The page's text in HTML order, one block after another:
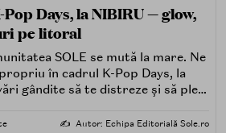
Days, la NIBIRU — glow,
pe litoral
SOLE se mută la mare. Ne
în cadrul K-Pop Days, la
gândite să te distreze și să pleci
✍️ Autor: Echipa Editorială Sole.ro